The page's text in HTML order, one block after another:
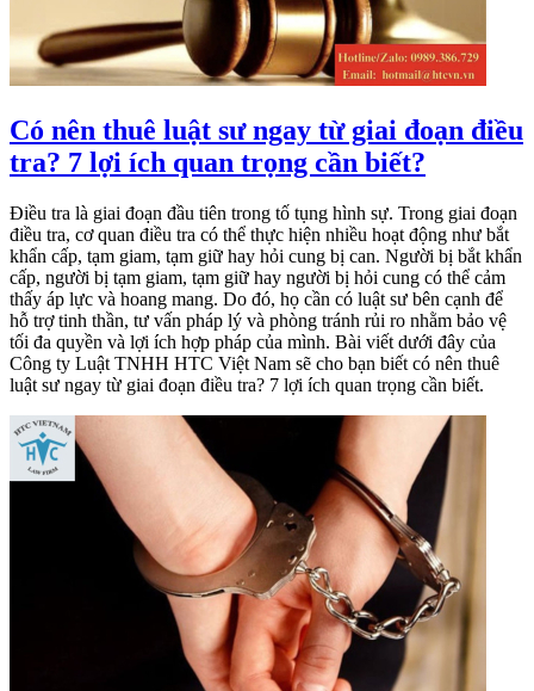
Có nên thuê luật sư ngay từ giai đoạn điều
tra? 7 lợi ích quan trọng cần biết?
Điều tra là giai đoạn đầu tiên trong tố tụng hình sự. Trong giai đoạn
điều tra, cơ quan điều tra có thể thực hiện nhiều hoạt động như bắt
khẩn cấp, tạm giam, tạm giữ hay hỏi cung bị can. Người bị bắt khẩn
cấp, người bị tạm giam, tạm giữ hay người bị hỏi cung có thể cảm
thấy áp lực và hoang mang. Do đó, họ cần có luật sư bên cạnh để
hỗ trợ tinh thần, tư vấn pháp lý và phòng tránh rủi ro nhằm bảo vệ
tối đa quyền và lợi ích hợp pháp của mình. Bài viết dưới đây của
Công ty Luật TNHH HTC Việt Nam sẽ cho bạn biết có nên thuê
luật sư ngay từ giai đoạn điều tra? 7 lợi ích quan trọng cần biết.